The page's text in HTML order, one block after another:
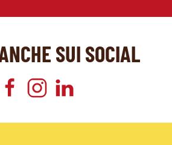
SUI SOCIAL